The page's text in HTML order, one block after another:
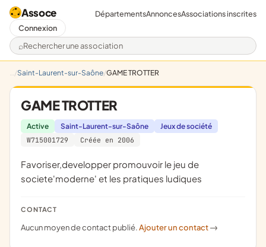
Assoce
Rechercher une association
DépartementsAnnoncesAssociations inscrites
Connexion
Saint-Laurent-sur-Saône GAME TROTTER
GAME TROTTER
Active Saint-Laurent-sur-Saône
Jeux de société
W715001729
Créée en 2006
favoriser,developper promouvoir le jeu de
societe'moderne' et les pratiques ludiques
CONTACT
Aucun moyen de contact publié.Ajouter un contact ->